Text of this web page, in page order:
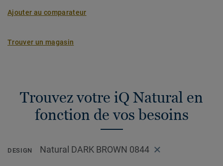
Ajouter au comparateur
Trouver un magasin
Trouvez votre iQ Natural en
fonction de vos besoins
DESIGN Natural DARK BROWN 0844